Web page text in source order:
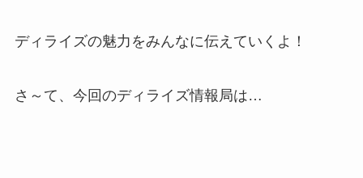
ディライズの魅力をみんなに伝えていくよ！
さ～て、今回のディライズ情報局は…